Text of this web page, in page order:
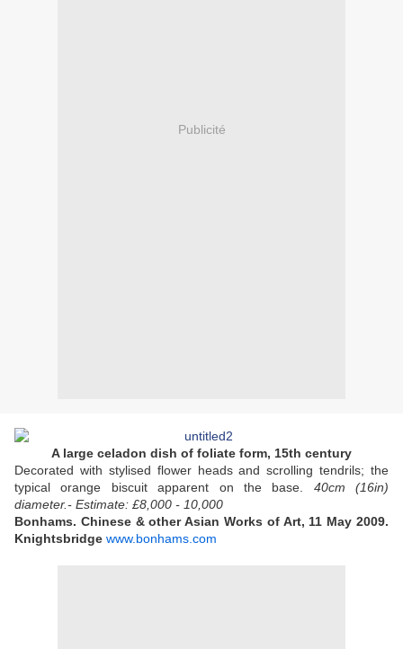
Publicité
A large celadon dish of foliate form, 15th century
Decorated with stylised flower heads and scrolling tendrils; the
typical orange biscuit apparent on the base. 40cm (16in)
diameter.- Estimate: £8,000 - 10,000
Bonhams. Chinese & other Asian Works of Art, 11 May 2009.
Knightsbridge www.bonhams.com